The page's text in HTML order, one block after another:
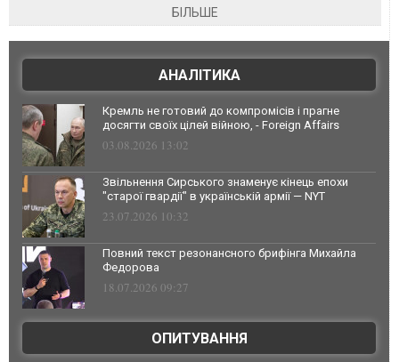
БІЛЬШЕ
АНАЛІТИКА
Кремль не готовий до компромісів і прагне
досягти своїх цілей війною, - Foreign Affairs
03.08.2026 13:02
Звільнення Сирського знаменує кінець епохи
"старої гвардії" в українській армії — NYT
23.07.2026 10:32
Повний текст резонансного брифінга Михайла
Федорова
18.07.2026 09:27
ОПИТУВАННЯ